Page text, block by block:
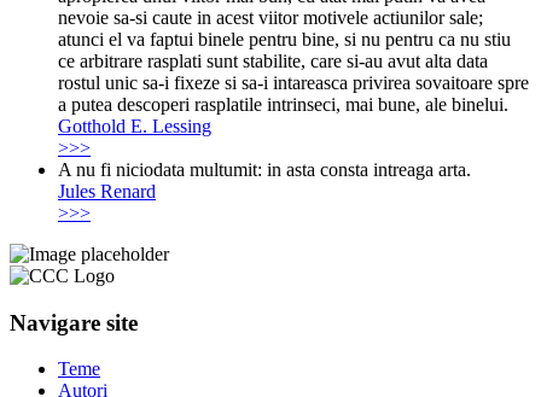
nevoie sa-si caute in acest viitor motivele actiunilor sale;
atunci el va faptui binele pentru bine, si nu pentru ca nu stiu
ce arbitrare rasplati sunt stabilite, care si-au avut alta data
rostul unic sa-i fixeze si sa-i intareasca privirea sovaitoare spre
a putea descoperi rasplatile intrinseci, mai bune, ale binelui.
Gotthold E. Lessing
>>>
A nu fi niciodata multumit: in asta consta intreaga arta.
Jules Renard
>>>
Navigare site
Teme
Autori